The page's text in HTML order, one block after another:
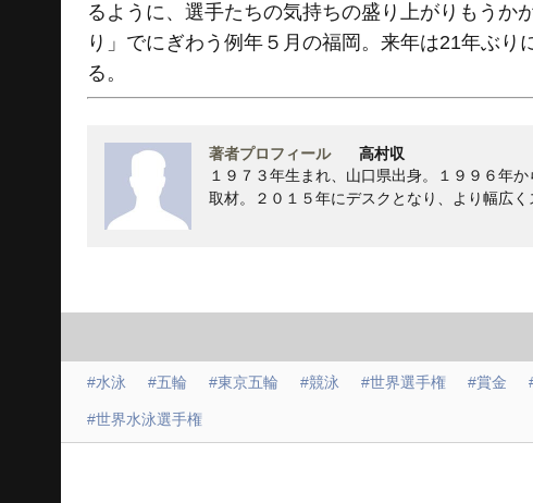
るように、選手たちの気持ちの盛り上がりもうか
り」でにぎわう例年５月の福岡。来年は21年ぶ
る。
著者プロフィール
高村収
１９７３年生まれ、山口県出身。１９９６年
取材。２０１５年にデスクとなり、より幅広
#水泳 #五輪 #東京五輪 #競泳 #世界選手権 #賞金
#世界水泳選手権